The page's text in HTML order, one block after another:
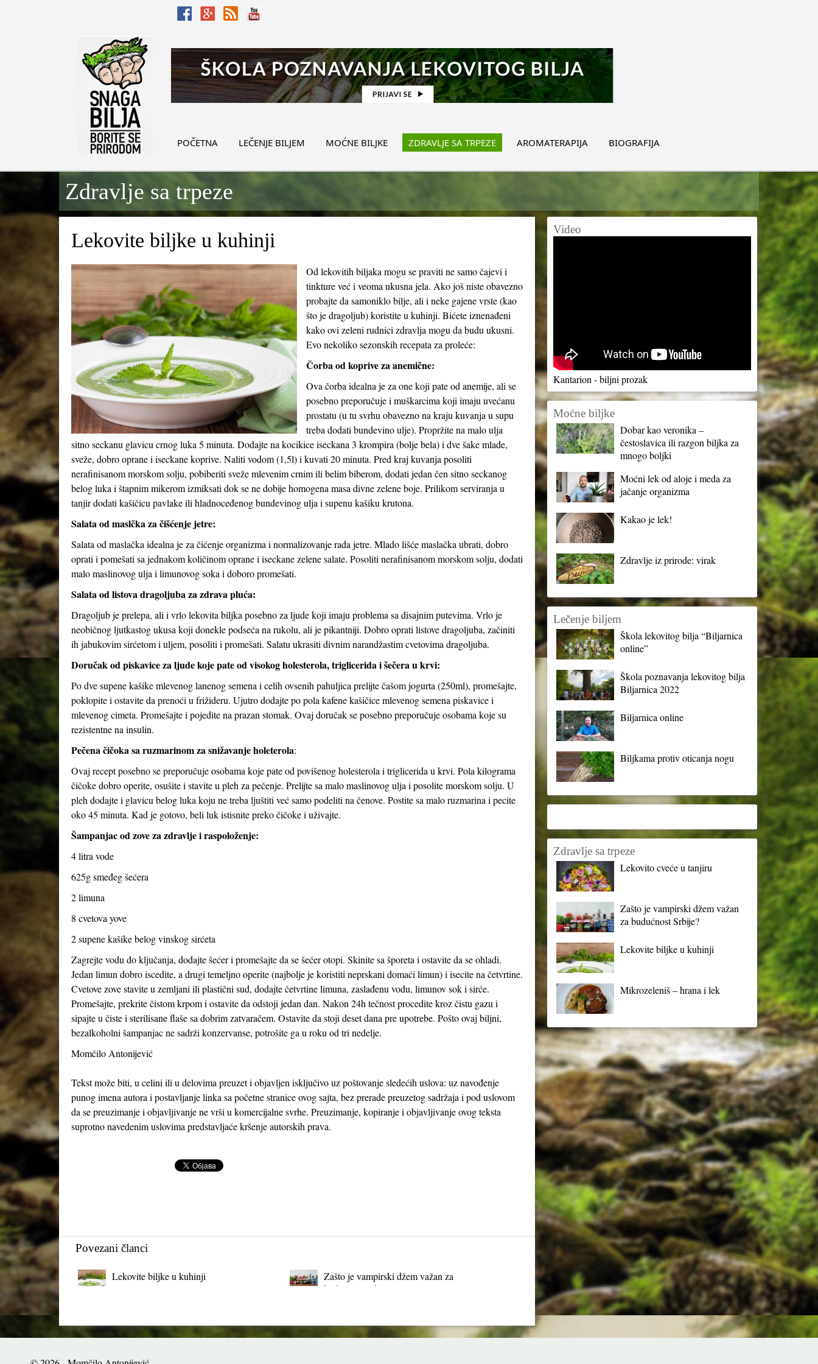
POČETNA LEČENJE BILJEM MOĆNE BILJKE ZDRAVLJE SA TRPEZE AROMATERAPIJA BIOGRAFIJA
Zdravlje sa trpeze
Lekovite biljke u kuhinji
Od lekovitih biljaka mogu se praviti ne samo čajevi i
tinkture već i veoma ukusna jela. Ako još niste obavezno
probajte da samoniklo bilje, ali i neke gajene vrste (kao
što je dragoljub) koristite u kuhinji. Bićete iznenađeni
kako ovi zeleni rudnici zdravlja mogu da budu ukusni.
Evo nekoliko sezonskih recepata za proleće:
Čorba od koprive za anemične:
Ova čorba idealna je za one koji pate od anemije, ali se
posebno preporučuje i muškarcima koji imaju uvećanu
prostatu (u tu svrhu obavezno na kraju kuvanja u supu
treba dodati bundevino ulje). Propržite na malo ulja
sitno seckanu glavicu crnog luka 5 minuta. Dodajte na kocikice iseckana 3 krompira (bolje bela) i dve šake mlade,
sveže, dobro oprane i iseckane koprive. Naliti vodom (1,5l) i kuvati 20 minuta. Pred kraj kuvanja posoliti
nerafinisanom morskom solju, pobiberiti sveže mlevenim crnim ili belim biberom, dodati jedan čen sitno seckanog
belog luka i štapnim mikerom izmiksati dok se ne dobije homogena masa divne zelene boje. Prilikom serviranja u
tanjir dodati kašičicu pavlake ili hladnoceđenog bundevinog ulja i supenu kašiku krutona.
Salata od maslčka za čišćenje jetre:
Salata od maslačka idealna je za čićenje organizma i normalizovanje rada jetre. Mlado lišće maslačka ubrati, dobro
oprati i pomešati sa jednakom količinom oprane i iseckane zelene salate. Posoliti nerafinisanom morskom solju, dodati
malo maslinovog ulja i limunovog soka i doboro promešati.
Salata od listova dragoljuba za zdrava pluća:
Dragoljub je prelepa, ali i vrlo lekovita biljka posebno za ljude koji imaju problema sa disajnim putevima. Vrlo je
neobičnog ljutkastog ukusa koji donekle podseća na rukolu, ali je pikantniji. Dobro oprati listove dragoljuba, začiniti
ih jabukovim sirćetom i uljem, posoliti i promešati. Salatu ukrasiti divnim narandžastim cvetovima dragoljuba.
Doručak od piskavice za ljude koje pate od visokog holesterola, triglicerida i šečera u krvi:
Po dve supene kašike mlevenog lanenog semena i celih ovsenih pahuljica prelijte čašom jogurta (250ml), promešajte,
poklopite i ostavite da prenoći u frižideru. Ujutro dodajte po pola kafene kašičice mlevenog semena piskavice i
mlevenog cimeta. Promešajte i pojedite na prazan stomak. Ovaj doručak se posebno preporučuje osobama koje su
rezistentne na insulin.
Pečena čičoka sa ruzmarinom za snižavanje holeterola:
Ovaj recept posebno se preporučuje osobama koje pate od povišenog holesterola i triglicerida u krvi. Pola kilograma
čičoke dobro operite, osušite i stavite u pleh za pečenje. Prelijte sa malo maslinovog ulja i posolite morskom solju. U
pleh dodajte i glavicu belog luka koju ne treba ljuštiti već samo podeliti na čenove. Postite sa malo ruzmarina i pecite
oko 45 minuta. Kad je gotovo, beli luk istisnite preko čičoke i uživajte.
Šampanjac od zove za zdravlje i raspoloženje:
4 litra vode
625g smeđeg šećera
2 limuna
8 cvetova yove
2 supene kašike belog vinskog sirćeta
Zagrejte vodu do ključanja, dodajte šećer i promešajte da se šećer otopi. Skinite sa šporeta i ostavite da se ohladi.
Jedan limun dobro iscedite, a drugi temeljno operite (najbolje je koristiti neprskani domaći limun) i isecite na četvrtine.
Cvetove zove stavite u zemljani ili plastični sud, dodajte četvrtine limuna, zaslađenu vodu, limunov sok i sirće.
Promešajte, prekrite čistom krpom i ostavite da odstoji jedan dan. Nakon 24h tečnost procedite kroz čistu gazu i
sipajte u čiste i sterilisane flaše sa dobrim zatvaračem. Ostavite da stoji deset dana pre upotrebe. Pošto ovaj biljni,
bezalkoholni šampanjac ne sadrži konzervanse, potrošite ga u roku od tri nedelje.
Momčilo Antonijević
Tekst može biti, u celini ili u delovima preuzet i objavljen isključivo uz poštovanje sledećih uslova: uz navođenje
punog imena autora i postavljanje linka sa početne stranice ovog sajta, bez prerade preuzetog sadržaja i pod uslovom
da se preuzimanje i objavljivanje ne vrši u komercijalne svrhe. Preuzimanje, kopiranje i objavljivanje ovog teksta
suprotno navedenim uslovima predstavljaće kršenje autorskih prava.
Povezani članci
Lekovite biljke u kuhinji
Zašto je vampirski džem važan za
budućnost Srbije?
Video
Kantarion - biljni prozak
Moćne biljke
Dobar kao veronika –
čestoslavica ili razgon biljka za
mnogo boljki
Moćni lek od aloje i meda za
jačanje organizma
Kakao je lek!
Zdravlje iz prirode: virak
Lečenje biljem
Škola lekovitog bilja “Biljarnica
online”
Škola poznavanja lekovitog bilja
Biljarnica 2022
Biljarnica online
Biljkama protiv oticanja nogu
Zdravlje sa trpeze
Lekovito cveće u tanjiru
Zašto je vampirski džem važan
za budućnost Srbije?
Lekovite biljke u kuhinji
Mikrozeleniš – hrana i lek